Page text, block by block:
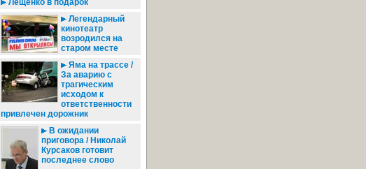
Лещенко в подарок
Легендарный
кинотеатр
возродился на
старом месте
Яма на трассе /
За аварию с
трагическим
исходом к
ответственности
привлечен дорожник
В ожидании
приговора / Николай
Курсаков готовит
последнее слово